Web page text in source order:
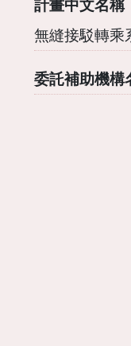
計畫中文名稱
無縫接駁轉乘
委託補助機構